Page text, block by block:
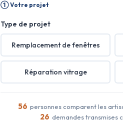
① Votre projet
Type de projet
Remplacement de fenêtres
Réparation vitrage
56 personnes comparent les
26 demandes transmises